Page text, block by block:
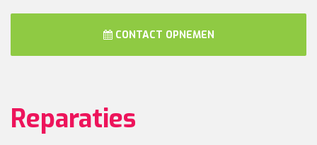
CONTACT OPNEMEN
Reparaties